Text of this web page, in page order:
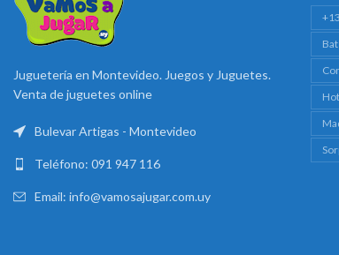
Juguetería en Montevideo. Juegos y Juguetes.
Venta de juguetes online
Bulevar Artigas - Montevideo
Teléfono: 091 947 116
Email: info@vamosajugar.com.uy
+13